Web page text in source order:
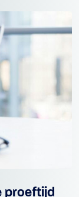
proeftijd